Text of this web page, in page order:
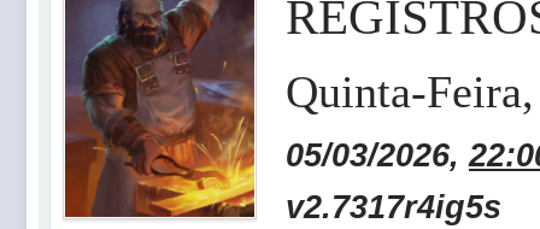
Quinta-
05/03/2026,
v2.7317r4ig5s